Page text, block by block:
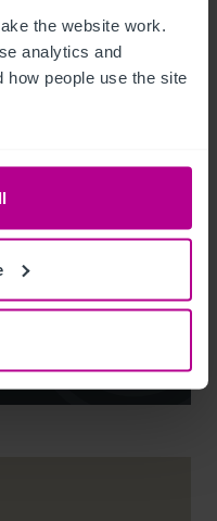
the website work.
analytics and
how people use the site
and Restaurants